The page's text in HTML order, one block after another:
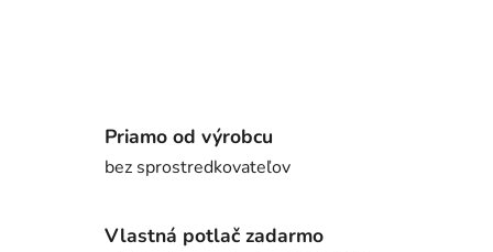
Priamo od výrobcu
bez sprostredkovateľov
Vlastná potlač zadarmo